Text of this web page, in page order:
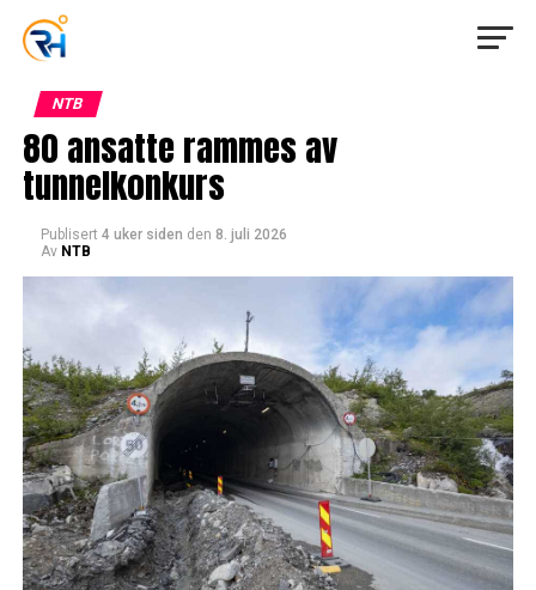
NTB
80 ansatte rammes av
tunnelkonkurs
Publisert 4 uker siden den 8. juli 2026
Av NTB